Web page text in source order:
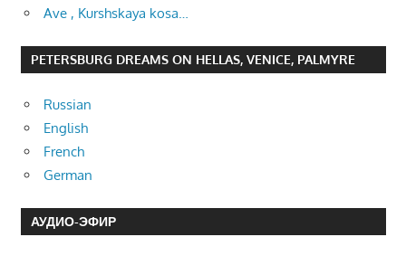
Ave , Kurshskaya kosa…
PETERSBURG DREAMS ON HELLAS, VENICE, PALMYRE
Russian
English
French
German
АУДИО-ЭФИР